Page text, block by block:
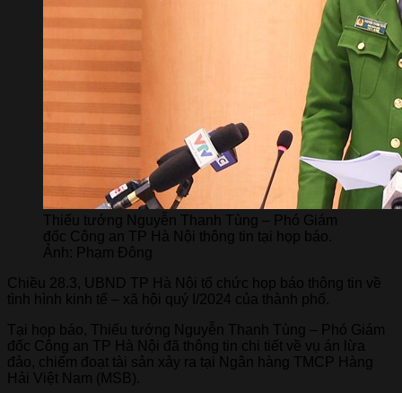
Thiếu tướng Nguyễn Thanh Tùng – Phó Giám
đốc Công an TP Hà Nội thông tin tại họp báo.
Ảnh: Phạm Đông
Chiều 28.3, UBND TP Hà Nội tổ chức họp báo thông tin về
tình hình kinh tế – xã hội quý I/2024 của thành phố.
Tại họp báo, Thiếu tướng Nguyễn Thanh Tùng – Phó Giám
đốc Công an TP Hà Nội đã thông tin chi tiết về vụ án lừa
đảo, chiếm đoạt tài sản xảy ra tại Ngân hàng TMCP Hàng
Hải Việt Nam (MSB).